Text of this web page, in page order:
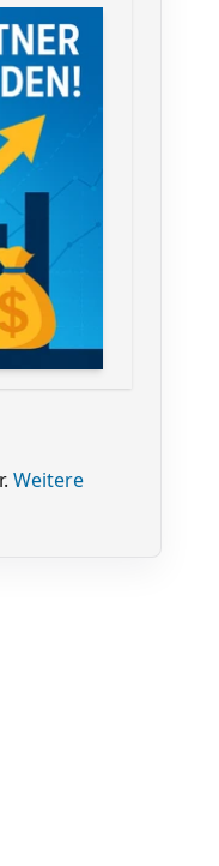
in der
Betracht:
Pflichtwidrigkeit,
Verletzten zu
Weitere